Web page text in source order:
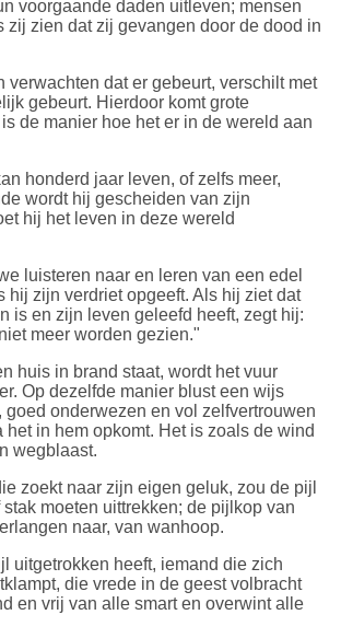
voorgaande daden uitleven; mensen
zij zien dat zij gevangen door de dood in
verwachten dat er gebeurt, verschilt met
gebeurt. Hierdoor komt grote
de manier hoe het er in de wereld aan
honderd jaar leven, of zelfs meer,
wordt hij gescheiden van zijn
hij het leven in deze wereld
luisteren naar en leren van een edel
hij zijn verdriet opgeeft. Als hij ziet dat
is en zijn leven geleefd heeft, zegt hij:
meer worden gezien."
huis in brand staat, wordt het vuur
Op dezelfde manier blust een wijs
onderwezen en vol zelfvertrouwen
in hem opkomt. Het is zoals de wind
wegblaast.
zoekt naar zijn eigen geluk, zou de pijl
moeten uittrekken; de pijlkop van
naar, van wanhoop.
uitgetrokken heeft, iemand die zich
die vrede in de geest volbracht
en vrij van alle smart en overwint alle